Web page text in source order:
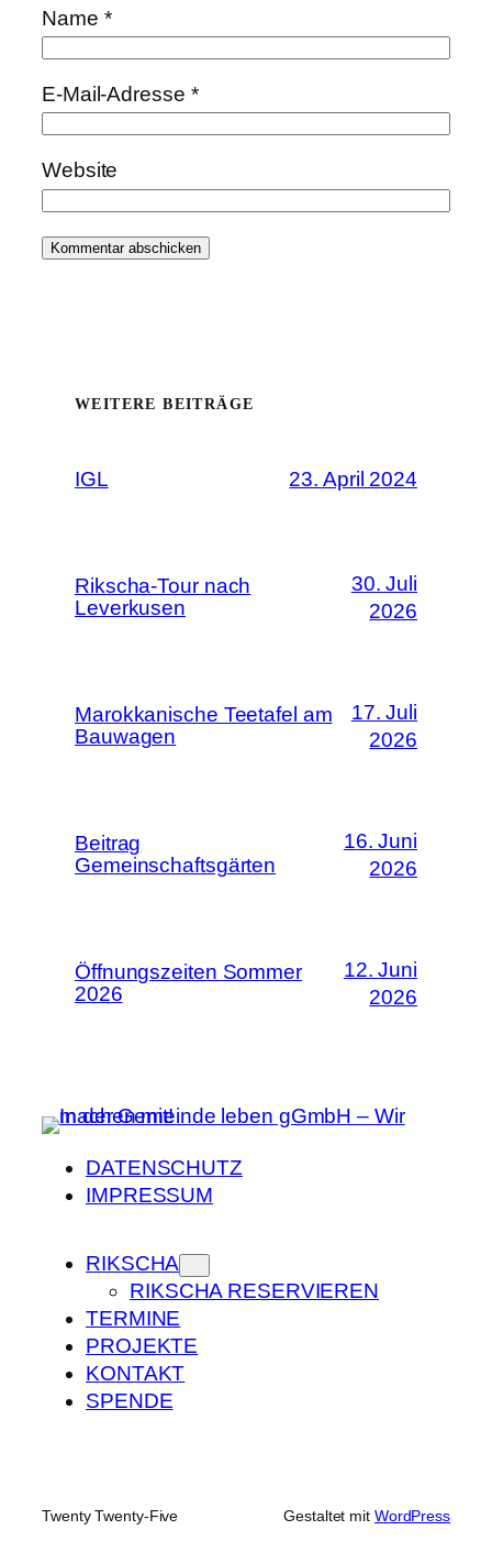
Name *
E-Mail-Adresse *
Website
WEITERE BEITRÄGE
IGL 23. April 2024
Rikscha-Tour nach
Leverkusen
30. Juli
2026
Marokkanische Teetafel am
Bauwagen
17. Juli
2026
Beitrag
Gemeinschaftsgärten
16. Juni
2026
Öffnungszeiten Sommer
2026
12. Juni
2026
DATENSCHUTZ
IMPRESSUM
RIKSCHA
RIKSCHA RESERVIEREN
TERMINE
PROJEKTE
KONTAKT
SPENDE
Twenty Twenty-Five Gestaltet mit WordPress